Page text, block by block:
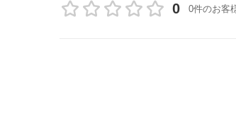
0 0件のお客